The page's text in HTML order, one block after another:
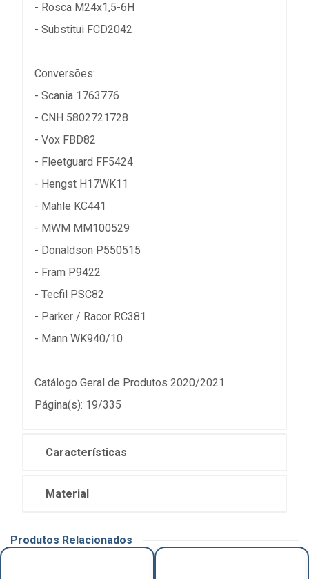
- Rosca M24x1,5-6H
- Substitui FCD2042
Conversões:
- Scania 1763776
- CNH 5802721728
- Vox FBD82
- Fleetguard FF5424
- Hengst H17WK11
- Mahle KC441
- MWM MM100529
- Donaldson P550515
- Fram P9422
- Tecfil PSC82
- Parker / Racor RC381
- Mann WK940/10
Catálogo Geral de Produtos 2020/2021
Página(s): 19/335
Características
Material
Produtos Relacionados